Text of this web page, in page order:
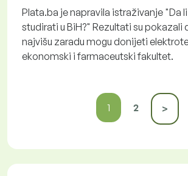
Plata.ba je napravila istraživanje "Da
studirati u BiH?" Rezultati su pokazali
najvišu zaradu mogu donijeti
ekonomski i farmaceutski fakultet.
1 2 >